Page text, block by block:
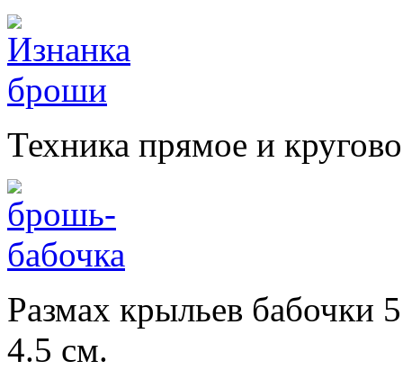
Техника прямое и
Размах крыльев бабочки
4.5 см.